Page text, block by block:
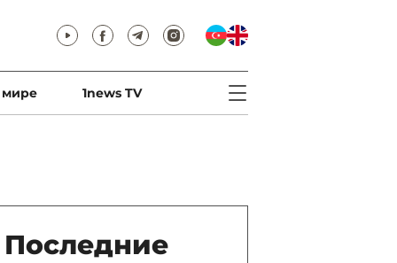
мире 1news TV
Последние